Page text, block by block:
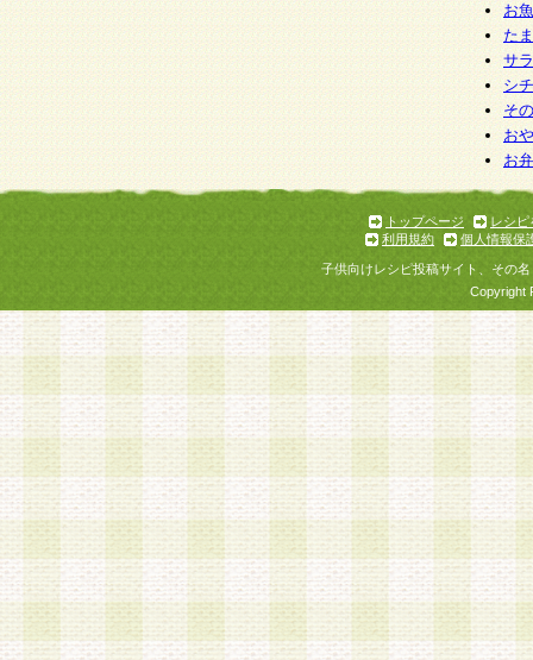
お
た
サ
シ
そ
お
お
トップページ
レシピ
利用規約
個人情報保
子供向けレシピ投稿サイト、その
Copyright